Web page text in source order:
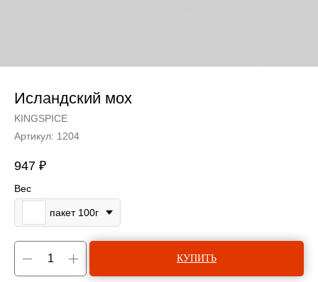
Исландский мох
KINGSPICE
Артикул: 1204
947 ₽
Вес
пакет 100г
КУПИТЬ